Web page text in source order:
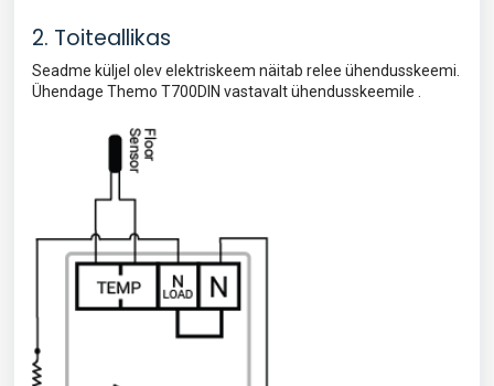
2. Toiteallikas
Seadme küljel olev elektriskeem näitab relee ühendusskeemi.
Ühendage Themo T700DIN vastavalt ühendusskeemile .